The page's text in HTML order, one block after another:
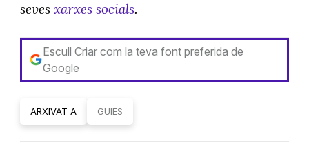
seves xarxes socials.
Escull Criar com la teva font preferida de
Google
ARXIVAT A GUIES